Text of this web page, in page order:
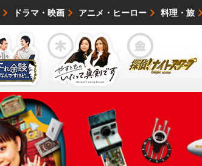
ドラマ・映画 アニメ・ヒーロー 料理・旅
イベント 会社情報